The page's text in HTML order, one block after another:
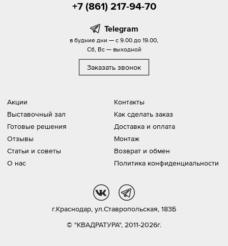
Акции
Выставочный зал
Готовые решения
Отзывы
Статьи и советы
О нас
Контакты
Как сделать заказ
Доставка и оплата
Монтаж
Возврат и обмен
Политика конфиденциальности
+7 (861) 217-94-70
Telegram
в будние дни — с 9.00 до 19.00,
Сб, Вс — выходной
Заказать звонок
© "КВАДРАТУРА", 2011-2026г.
г.Краснодар, ул.Ставропольская, 183Б
vk tg